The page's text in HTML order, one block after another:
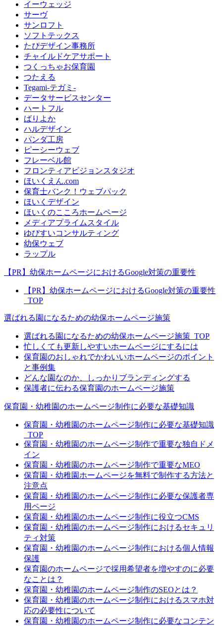
イーウェッジ
サーヴ
サンロフト
ソフトテックス
たぴデザイン事務所
チャイルドケアサポート
つくっちゃお保育園
つたえる
Tegami-テガミ-
データサービスセンター
ハートフル
ばりよか
ハルデザイン
パンダ工房
ピーシーウェブ
フレーベル館
フロンティアビジョンスタジオ
ほいくえん.com
保育士バンク！ウェブパック
ほいくデザイン
ほいくのこころホームページ
メディアプライムスタイル
ゆびすいコンサルティング
幼保ウェブ
ラップル
【PR】幼保ホームページにおけるGoogle対策の重要性
【PR】幼保ホームページにおけるGoogle対策の重要性
_TOP
選ばれる園になるための幼保ホームページ施策
選ばれる園になるための幼保ホームページ施策_TOP
忙しくても更新しやすいホームページにするには
保育園のおしゃれでかわいいホームページのポイント
と事例集
どんな園なのか、しっかりブランディングする
保護者に伝わる保育園のホームページ施策
保育園・幼稚園のホームページ制作に必要な基礎知識
保育園・幼稚園のホームページ制作に必要な基礎知識
_TOP
保育園・幼稚園のホームページ制作で重要な独自ドメ
イン
保育園・幼稚園のホームページ制作で重要なMEO
保育園・幼稚園ホームページを無料で制作する方法と
注意点
保育園・幼稚園のホームページ制作に必要な保護者専
用ページ
保育園・幼稚園のホームページ制作に役立つCMS
保育園・幼稚園のホームページ制作におけるセキュリ
ティ対策
保育園・幼稚園のホームページ制作における個人情報
保護
保育園のホームページで採用希望者を増やすのに必要
なことは？
保育園・幼稚園のホームページ制作のSEOとは？
保育園・幼稚園のホームページ制作におけるスマホ対
応の必要性について
保育園・幼稚園のホームページ制作に必要なコンテン